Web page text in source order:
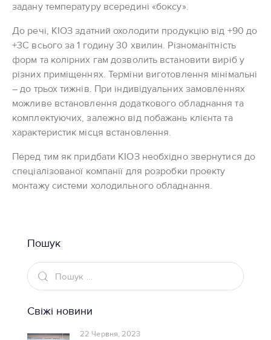
задану температуру всередині «боксу».
До речі, КІОЗ здатний охолодити продукцію від +90 до
+3С всього за 1 годину 30 хвилин. Різноманітність
форм та колірних гам дозволить встановити виріб у
різних приміщеннях. Терміни виготовлення мінімальні
– до трьох тижнів. При індивідуальних замовленнях
можливе встановлення додаткового обладнання та
комплектуючих, залежно від побажань клієнта та
характеристик місця встановлення.
Перед тим як придбати КІОЗ необхідно звернутися до
спеціалізованої компанії для розробки проекту
монтажу системи холодильного обладнання.
Пошук
Свіжі новини
22 Червня, 2023